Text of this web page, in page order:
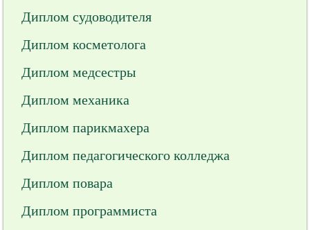
Диплом судоводителя
Диплом косметолога
Диплом медсестры
Диплом механика
Диплом парикмахера
Диплом педагогического колледжа
Диплом повара
Диплом программиста